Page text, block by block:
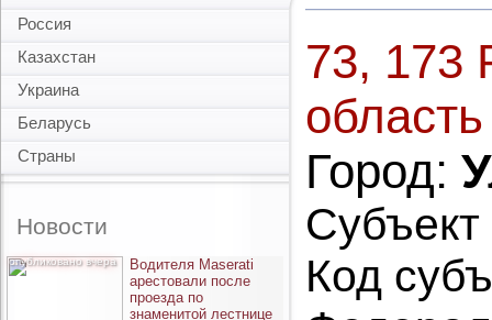
Россия
Казахстан
Украина
Беларусь
Страны
Новости
опубликовано вчера
Водителя Maserati
арестовали после
проезда по
знаменитой лестнице
73, 173
область
Город:
Код